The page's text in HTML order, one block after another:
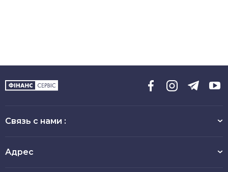
Связь с нами :
Адрес